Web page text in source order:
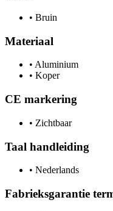
• Bruin
Materiaal
• Aluminium
• Koper
CE markering
• Zichtbaar
Taal handleiding
• Nederlands
Fabrieksgarantie